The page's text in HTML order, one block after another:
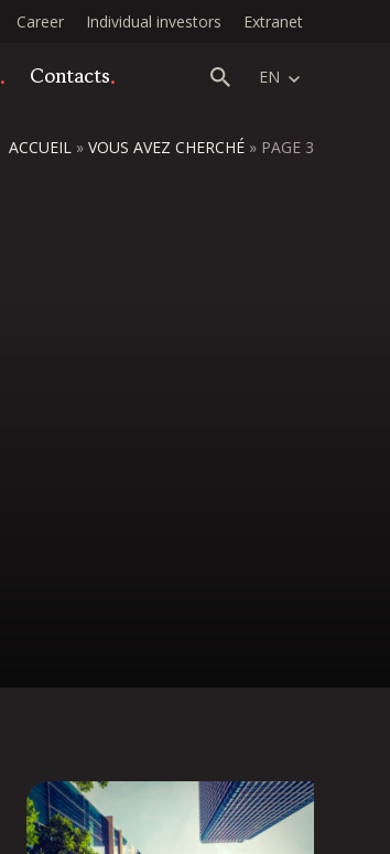
Career Individual investors Extranet
Contacts EN
ACCUEIL » VOUS AVEZ CHERCHÉ » PAGE 3